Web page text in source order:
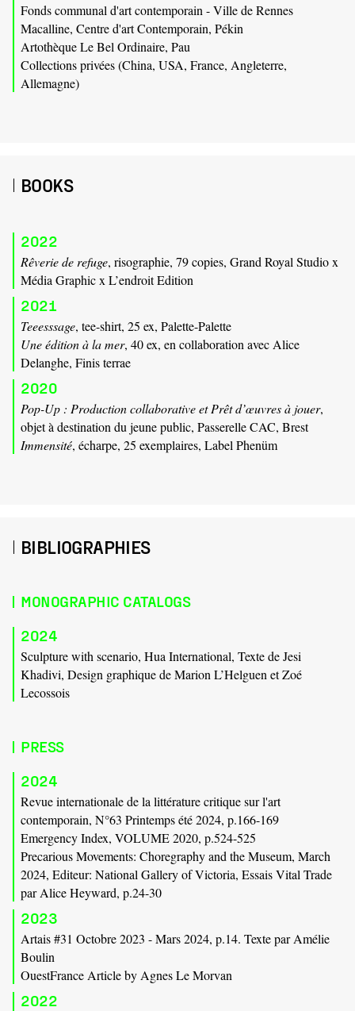
Fonds communal d'art contemporain - Ville de Rennes
Macalline, Centre d'art Contemporain, Pékin
Artothèque Le Bel Ordinaire, Pau
Collections privées (China, USA, France, Angleterre,
Allemagne)
BOOKS
2022
Rêverie de refuge, risographie, 79 copies, Grand Royal Studio x
Média Graphic x L’endroit Edition
2021
Teeesssage, tee-shirt, 25 ex, Palette-Palette
Une édition à la mer, 40 ex, en collaboration avec Alice
Delanghe, Finis terrae
2020
Pop-Up : Production collaborative et Prêt d’œuvres à jouer,
objet à destination du jeune public, Passerelle CAC, Brest
Immensité, écharpe, 25 exemplaires, Label Phenüm
BIBLIOGRAPHIES
MONOGRAPHIC CATALOGS
2024
Sculpture with scenario, Hua International, Texte de Jesi
Khadivi, Design graphique de Marion L’Helguen et Zoé
Lecossois
PRESS
2024
Revue internationale de la littérature critique sur l'art
contemporain, N°63 Printemps été 2024, p.166-169
Emergency Index, VOLUME 2020, p.524-525
Precarious Movements: Choregraphy and the Museum, March
2024, Editeur: National Gallery of Victoria, Essais Vital Trade
par Alice Heyward, p.24-30
2023
Artais #31 Octobre 2023 - Mars 2024, p.14. Texte par Amélie
Boulin
OuestFrance Article by Agnes Le Morvan
2022